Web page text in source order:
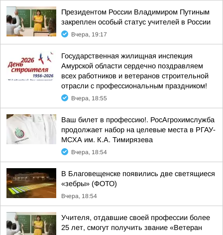
Президентом России Владимиром Путиным
закреплен особый статус учителей в России
Вчера, 19:17
Государственная жилищная инспекция
Амурской области сердечно поздравляем
всех работников и ветеранов строительной
отрасли с профессиональным праздником!
Вчера, 18:55
Ваш билет в профессию!. РосАгрохимслужба
продолжает набор на целевые места в РГАУ-
МСХА им. К.А. Тимирязева
Вчера, 18:54
В Благовещенске появились две светящиеся
«зебры» (ФОТО)
Вчера, 18:54
Учителя, отдавшие своей профессии более
25 лет, смогут получить звание «Ветеран